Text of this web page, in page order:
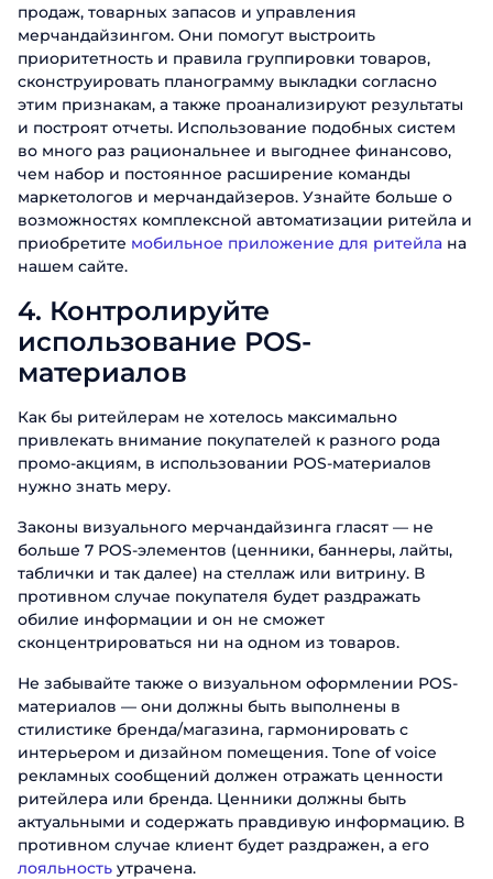
продаж, товарных запасов и управления
мерчандайзингом. Они помогут выстроить
приоритетность и правила группировки товаров,
сконструировать планограмму выкладки согласно
этим признакам, а также проанализируют результаты
и построят отчеты. Использование подобных систем
во много раз рациональнее и выгоднее финансово,
чем набор и постоянное расширение команды
маркетологов и мерчандайзеров. Узнайте больше о
возможностях комплексной автоматизации ритейла и
приобретите мобильное приложение для ритейла на
нашем сайте.
4. Контролируйте
использование POS-
материалов
Как бы ритейлерам не хотелось максимально
привлекать внимание покупателей к разного рода
промо-акциям, в использовании POS-материалов
нужно знать меру.
Законы визуального мерчандайзинга гласят — не
больше 7 POS-элементов (ценники, баннеры, лайты,
таблички и так далее) на стеллаж или витрину. В
противном случае покупателя будет раздражать
обилие информации и он не сможет
сконцентрироваться ни на одном из товаров.
Не забывайте также о визуальном оформлении POS-
материалов — они должны быть выполнены в
стилистике бренда/магазина, гармонировать с
интерьером и дизайном помещения. Tone of voice
рекламных сообщений должен отражать ценности
ритейлера или бренда. Ценники должны быть
актуальными и содержать правдивую информацию. В
противном случае клиент будет раздражен, а его
лояльность утрачена.